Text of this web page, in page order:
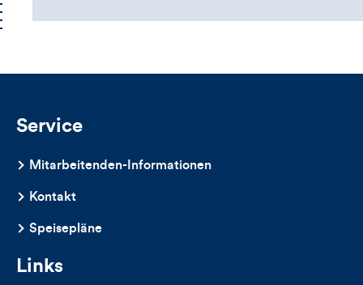
Service
Mitarbeitenden-Informationen
Kontakt
Speisepläne
Links